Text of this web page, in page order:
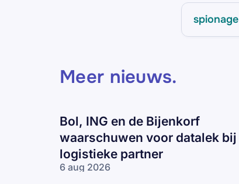
spionage
Meer nieuws.
Bol, ING en de Bijenkorf
waarschuwen voor datalek bij
logistieke partner
6 aug 2026